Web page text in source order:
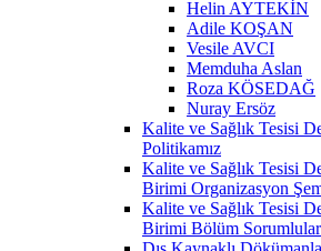
Helin AYTEKİN
Adile KOŞAN
Vesile AVCI
Memduha Aslan
Roza KÖSEDAĞ
Nuray Ersöz
Kalite ve Sağlık Tesisi
Politikamız
Kalite ve Sağlık Tesisi
Birimi Organizasyon
Kalite ve Sağlık Tesisi
Birimi Bölüm